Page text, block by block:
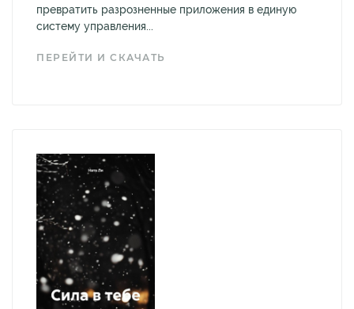
превратить разрозненные приложения в единую
систему управления...
ПЕРЕЙТИ И СКАЧАТЬ